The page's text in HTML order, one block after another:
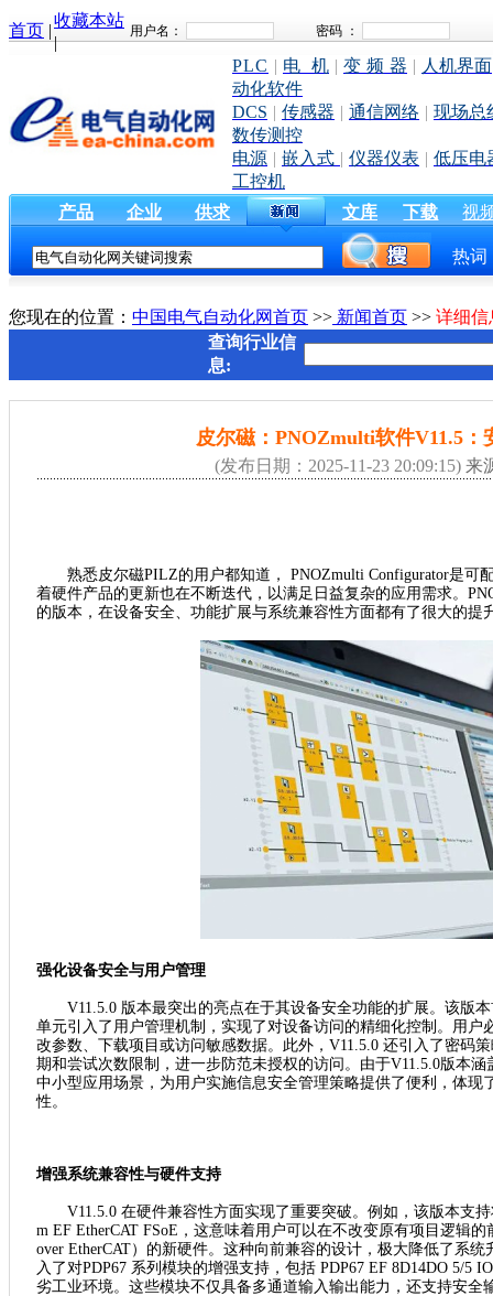
首页 |
收藏本站
|
PLC | 电 机 | 变 频 器 | 人机界面
动化软件
DCS | 传感器 | 通信网络 | 现场总
数传测控
电源 | 嵌入式 | 仪器仪表 | 低压电
工控机
产品
企业 供求 文库 下载 视
热词
您现在的位置： 中国电气自动化网首页 >> 新闻首页 >> 详细信
查询行业信
息:
皮尔磁：PNOZmulti软件V11.5：
(发布日期：2025-11-23 20:09:15) 来
熟悉皮尔磁PILZ的用户都知道， PNOZmulti Configurator是可
着硬件产品的更新也在不断迭代，以满足日益复杂的应用需求。
的版本，在设备安全、功能扩展与系统兼容性方面都有了很大的提
强化设备安全与用户管理
V11.5.0 版本最突出的亮点在于其设备安全功能的扩展。该版
单元引入了用户管理机制，实现了对设备访问的精细化控制。用
改参数、下载项目或访问敏感数据。此外，V11.5.0 还引入了密码
期和尝试次数限制，进一步防范未授权的访问。由于V11.5.0版本
中小型应用场景，为用户实施信息安全管理策略提供了便利，体
性。
增强系统兼容性与硬件支持
V11.5.0 在硬件兼容性方面实现了重要突破。例如，该版本支
m EF EtherCAT FSoE，这意味着用户可以在不改变原有项目逻辑
over EtherCAT）的新硬件。这种向前兼容的设计，极大降低了系
入了对PDP67 系列模块的增强支持，包括 PDP67 EF 8D14DO 5/5
劣工业环境。这些模块不仅具备多通道输入输出能力，还支持安